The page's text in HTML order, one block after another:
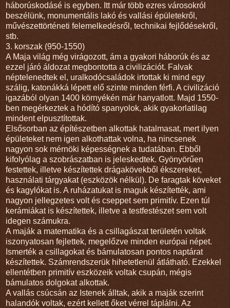
háborúskodásé is egyben. Itt már több ezres városokról
beszélünk, monumentális lakó és vallási épületekről,
művészettörténeti felemelkedésről, technikai fejlődésekről,
stb.
3. korszak (950-1550)
A Maja világ még virágozott, ám a gyakori háborúk és az
ezzel járó áldozat megbontotta a civilizációt. Falvak
néptelenedtek el, uralkodócsaládok irtottak ki mind egy
szálig, katonákká lépett elő szinte minden férfi. A civilizáció
igazából olyan 1400 környékén már hanyatlott. Majd 1550-
ben megérkeztek a hódító spanyolok, akik gyakorlatilag
mindent elpusztítottak.
Elsősorban az építészetben alkottak hatalmasat, mert ilyen
épületeket nem igen alkothattak volna, ha nincsenek
nagyon sok mérnöki képességnek a tudatában. Ebből
kifolyólag a szobrászatban is jeleskedtek. Gyönyörűen
festettek, illetve készítettek drágakövekből ékszereket,
használati tárgyakat (eszközök nélkül). De faragtak köveket
és kagylókat is. A ruházatukat is maguk készítették, ami
nagyon jellegzetes volt és cseppet sem primitív. Ezen túl
kerámiákat is készítettek, illetve a testfestészet sem volt
idegen számukra.
A maják a matematika és a csillagászat területén voltak
iszonyatosan fejlettek, megelőzve minden európai népet.
Ismerték a csillagokat és bámulatosan pontos naptárat
készítettek. Számrendszerük hihetetlenül átlátható. Ezekkel
ellentétben primitív eszközeik voltak csupán, mégis
bámulatos dolgokat alkottak.
A vallás csúcsán az Istenek álltak, akik a maják szerint
halandók voltak, ezért kellett őket vérrel táplálni. Az